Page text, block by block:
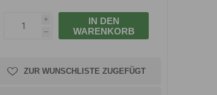
i
h
IN DEN
WARENKORB
ZUR WUNSCHLISTE ZUGEFÜGT